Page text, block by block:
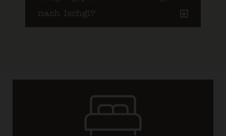
nach Ischgl?